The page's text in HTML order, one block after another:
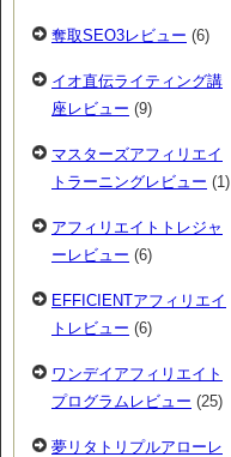
奪取SEO3レビュー (6)
イオ直伝ライティング講
座レビュー (9)
マスターズアフィリエイ
トラーニングレビュー (1)
アフィリエイトトレジャ
ーレビュー (6)
EFFICIENTアフィリエイ
トレビュー (6)
ワンデイアフィリエイト
プログラムレビュー (25)
夢リタトリプルアローレ